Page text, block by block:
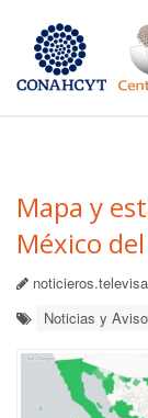
Mapa y
México
Noticias y